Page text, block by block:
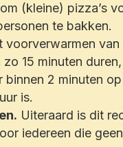
(kleine) pizza’s
te bakken.
voorverwarmen van
zo 15 minuten
binnen 2 minuten op
is.
Uiteraard is dit
iedereen die